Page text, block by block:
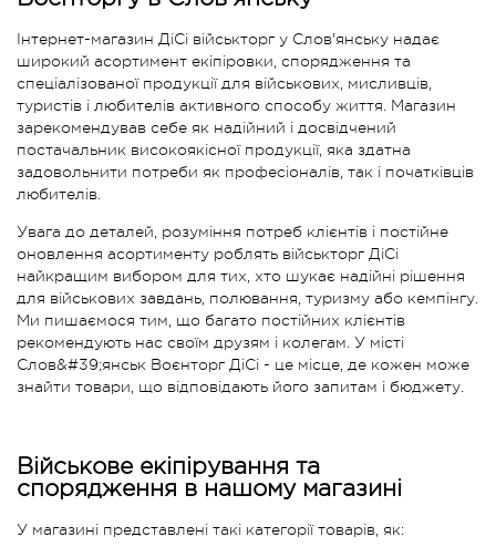
Інтернет-магазин ДіСі військторг у Слов'янську надає
широкий асортимент екіпіровки, спорядження та
спеціалізованої продукції для військових, мисливців,
туристів і любителів активного способу життя. Магазин
зарекомендував себе як надійний і досвідчений
постачальник високоякісної продукції, яка здатна
задовольнити потреби як професіоналів, так і початківців
любителів.
Увага до деталей, розуміння потреб клієнтів і постійне
оновлення асортименту роблять військторг ДіСі
найкращим вибором для тих, хто шукає надійні рішення
для військових завдань, полювання, туризму або кемпінгу.
Ми пишаємося тим, що багато постійних клієнтів
рекомендують нас своїм друзям і колегам. У місті
Слов&#39;янськ Воєнторг ДіСі - це місце, де кожен може
знайти товари, що відповідають його запитам і бюджету.
Військове екіпірування та
спорядження в нашому магазині
У магазині представлені такі категорії товарів, як: